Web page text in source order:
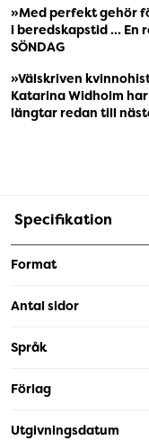
»Med perfekt gehör
i beredskapstid ... En
SÖNDAG
»Välskriven
Katarina Widholm
längtar redan till
Specifikation
Format
Antal sidor
Språk
Förlag
Utgivningsdatum